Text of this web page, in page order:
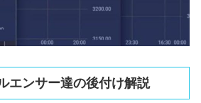
エンサー達の後付け解説